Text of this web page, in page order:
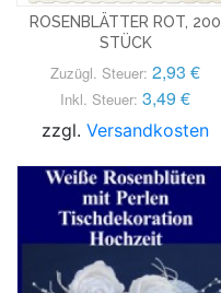
ROSENBLÄTTER ROT, 200
STÜCK
Zuzügl. Steuer: 2,93 €
Inkl. Steuer: 3,49 €
zzgl.Versandkosten